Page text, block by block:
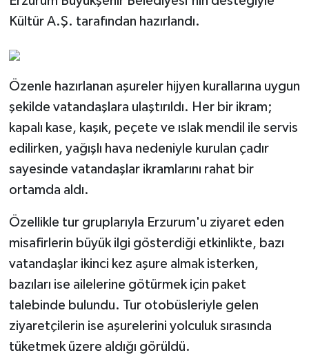
Kültür A.Ş. tarafından hazırlandı.
Özenle hazırlanan aşureler hijyen kurallarına uygun
şekilde vatandaşlara ulaştırıldı. Her bir ikram;
kapalı kase, kaşık, peçete ve ıslak mendil ile servis
edilirken, yağışlı hava nedeniyle kurulan çadır
sayesinde vatandaşlar ikramlarını rahat bir
ortamda aldı.
Özellikle tur gruplarıyla Erzurum'u ziyaret eden
misafirlerin büyük ilgi gösterdiği etkinlikte, bazı
vatandaşlar ikinci kez aşure almak isterken,
bazıları ise ailelerine götürmek için paket
talebinde bulundu. Tur otobüsleriyle gelen
ziyaretçilerin ise aşurelerini yolculuk sırasında
tüketmek üzere aldığı görüldü.